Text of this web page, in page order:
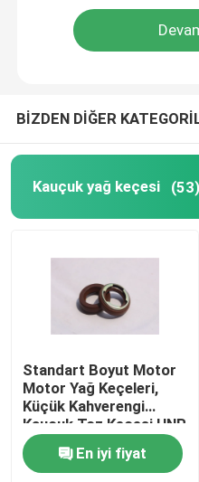
Kalıplı Kauçuk Parçaları
Metal Sızdırmazlık
İşlenmiş Metal parçalar
Metal Bağlantı
Vana kök petrol mühürler
Motor Tamir Parçaları
BİZDEN DİĞER
Kauçuk yağ keçesi (53)
Standart Boyut Motor
Motor Yağ Keçeleri,
Küçük Kahverengi
Kauçuk Toz Keçesi HNR
Materyal
En iyi fiyat